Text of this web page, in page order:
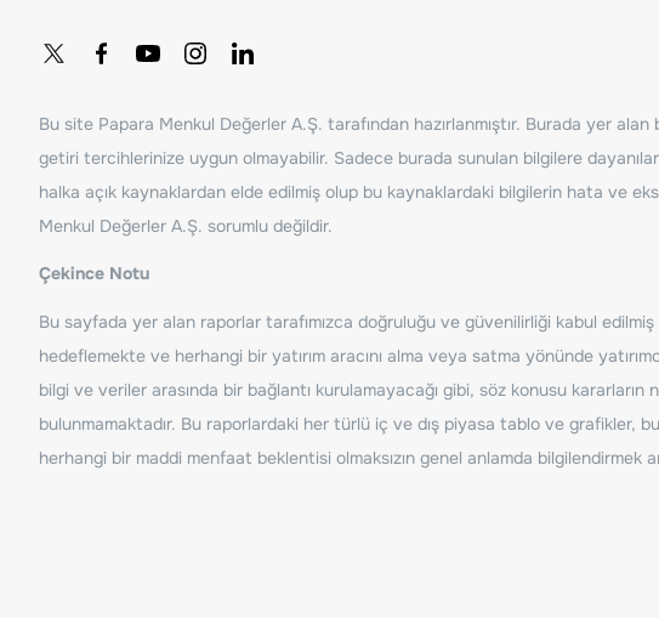
Bu site Papara Menkul Değerler A.Ş. tarafından hazırlanmıştır. Burada yer
getiri tercihlerinize uygun olmayabilir. Sadece burada sunulan bilgilere
halka açık kaynaklardan elde edilmiş olup bu kaynaklardaki bilgilerin hata ve
Menkul Değerler A.Ş. sorumlu değildir.
Çekince Notu
Bu sayfada yer alan raporlar tarafımızca doğruluğu ve güvenilirliği kabul edilmiş
hedeflemekte ve herhangi bir yatırım aracını alma veya satma yönünde
bilgi ve veriler arasında bir bağlantı kurulamayacağı gibi, söz konusu
bulunmamaktadır. Bu raporlardaki her türlü iç ve dış piyasa tablo ve grafikler,
herhangi bir maddi menfaat beklentisi olmaksızın genel anlamda bilgilendirmek